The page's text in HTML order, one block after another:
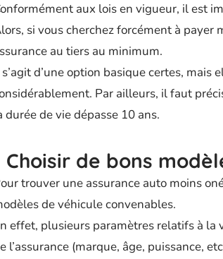
aux lois en vigueur, il est
si vous cherchez forcément à payer
au tiers au minimum.
d’une option basique certes, mais
Par ailleurs, il faut
durée de vie dépasse 10 ans.
Choisir de bons
trouver une assurance auto moins
de véhicule convenables.
effet, plusieurs paramètres relatifs à
l’assurance (marque, âge, puissance,